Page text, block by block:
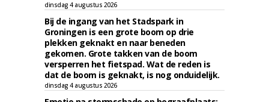
dinsdag 4 augustus 2026
Bij de ingang van het Stadspark in
Groningen is een grote boom op drie
plekken geknakt en naar beneden
gekomen. Grote takken van de boom
versperren het fietspad. Wat de reden is
dat de boom is geknakt, is nog onduidelijk.
dinsdag 4 augustus 2026